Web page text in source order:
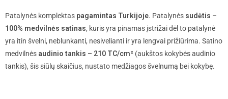
Patalynės komplektas pagamintas Turkijoje. Patalynės sudėtis –
100% medvilnės satinas, kuris yra pinamas įstrižai dėl to patalynė
yra itin švelni, neblunkanti, nesivelianti ir yra lengvai prižiūrima. Satino
medvilnės audinio tankis – 210 TC/cm² (aukštos kokybės audinio
tankis), šis siūlų skaičius, nustato medžiagos švelnumą bei kokybę.